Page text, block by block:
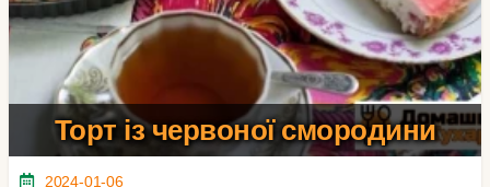
Торт із червоної смородини
2024-01-06